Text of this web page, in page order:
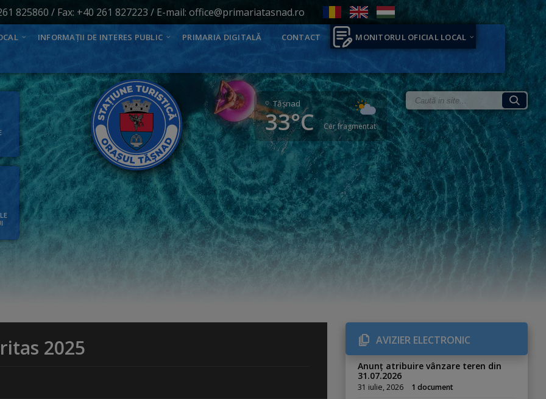
825860 / Fax: +40 261 827223 / E-mail: office@primariatasnad.ro
INFORMAȚII DE INTERES PUBLIC PRIMARIA DIGITALĂ CONTACT MONITORUL OFICIAL LOCAL
Tăşnad
33°C Cer fragmentat
2025 AVIZIER ELECTRONIC
Anunț atribuire vânzare teren din
31.07.2026
31 iulie, 2026 1 document